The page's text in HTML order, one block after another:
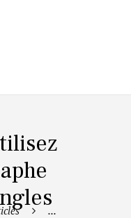
...